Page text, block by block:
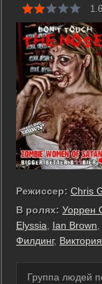
Режиссер: Chris
В ролях: Уоррен
Elyssia
Ian Brown
Филдинг,
Группа людей